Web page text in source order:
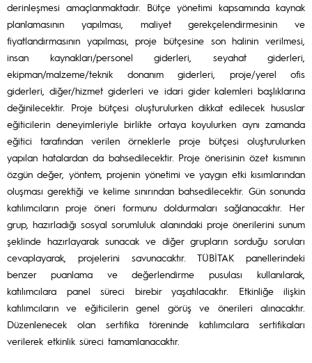
derinleşmesi amaçlanmaktadır. Bütçe yönetimi kapsamında kaynak
planlamasının yapılması, maliyet gerekçelendirmesinin ve
fiyatlandırmasının yapılması, proje bütçesine son halinin verilmesi,
insan kaynakları/personel giderleri, seyahat giderleri,
ekipman/malzeme/teknik donanım giderleri, proje/yerel ofis
giderleri, diğer/hizmet giderleri ve idari gider kalemleri başlıklarına
değinilecektir. Proje bütçesi oluşturulurken dikkat edilecek hususlar
eğiticilerin deneyimleriyle birlikte ortaya koyulurken aynı zamanda
eğitici tarafından verilen örneklerle proje bütçesi oluşturulurken
yapılan hatalardan da bahsedilecektir. Proje önerisinin özet kısmının
özgün değer, yöntem, projenin yönetimi ve yaygın etki kısımlarından
oluşması gerektiği ve kelime sınırından bahsedilecektir. Gün sonunda
katılımcıların proje öneri formunu doldurmaları sağlanacaktır. Her
grup, hazırladığı sosyal sorumluluk alanındaki proje önerilerini sunum
şeklinde hazırlayarak sunacak ve diğer grupların sorduğu soruları
cevaplayarak, projelerini savunacaktır. TÜBİTAK panellerindeki
benzer puanlama ve değerlendirme pusulası kullanılarak,
katılımcılara panel süreci birebir yaşatılacaktır. Etkinliğe ilişkin
katılımcıların ve eğiticilerin genel görüş ve önerileri alınacaktır.
Düzenlenecek olan sertifika töreninde katılımcılara sertifikaları
verilerek etkinlik süreci tamamlanacaktır.